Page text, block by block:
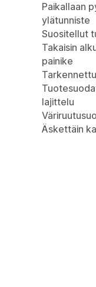
Paikallaan
ylätunniste
Suositellut
Takaisin
painike
lajittelu
Äskettäin